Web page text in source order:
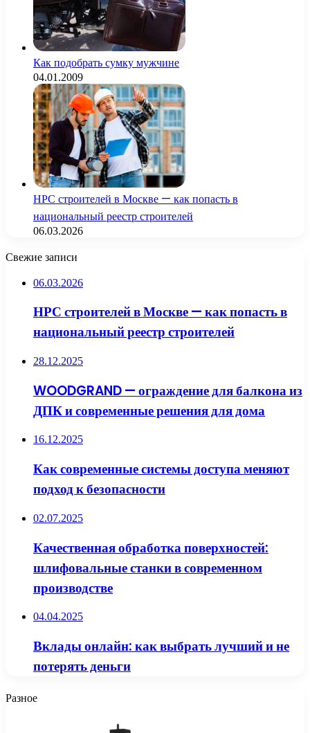
Как подобрать сумку мужчине
04.01.2009
НРС строителей в Москве — как попасть в
национальный реестр строителей
06.03.2026
Свежие записи
06.03.2026
НРС строителей в Москве — как попасть в
национальный реестр строителей
28.12.2025
WOODGRAND — ограждение для балкона из
ДПК и современные решения для дома
16.12.2025
Как современные системы доступа меняют
подход к безопасности
02.07.2025
Качественная обработка поверхностей:
шлифовальные станки в современном
производстве
04.04.2025
Вклады онлайн: как выбрать лучший и не
потерять деньги
Разное